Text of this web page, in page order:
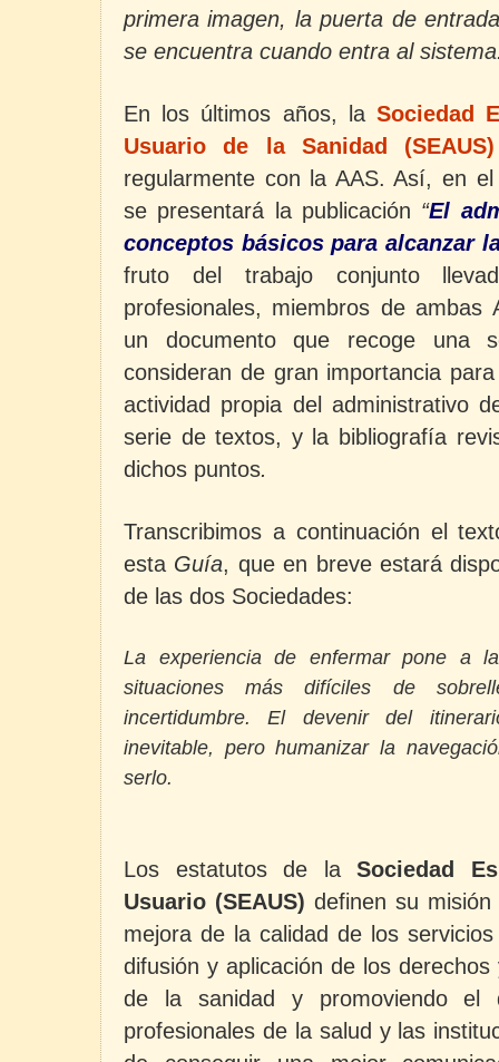
primera imagen, la puerta de
se encuentra cuando entra al
En los últimos años, laSociedad
Usuario de la Sanidad (SEAUS)
regularmente con la AAS. Así, en
se presentará la publicación “El
conceptos básicos para alcanzar
fruto del trabajo conjunto
profesionales, miembros de ambas
un documento que recoge una
consideran de gran importancia
actividad propia del administrativo
serie de textos, y la bibliografía
dichos puntos.
Transcribimos a continuación el
esta Guía, que en breve estará
de las dos Sociedades:
La experiencia de enfermar pone a
situaciones más difíciles de
incertidumbre. El devenir del
inevitable, pero humanizar la
serlo.
Los estatutos de laSociedad
Usuario (SEAUS) definen su
mejora de la calidad de los
difusión y aplicación de los
de la sanidad y promoviendo el
profesionales de la salud y las